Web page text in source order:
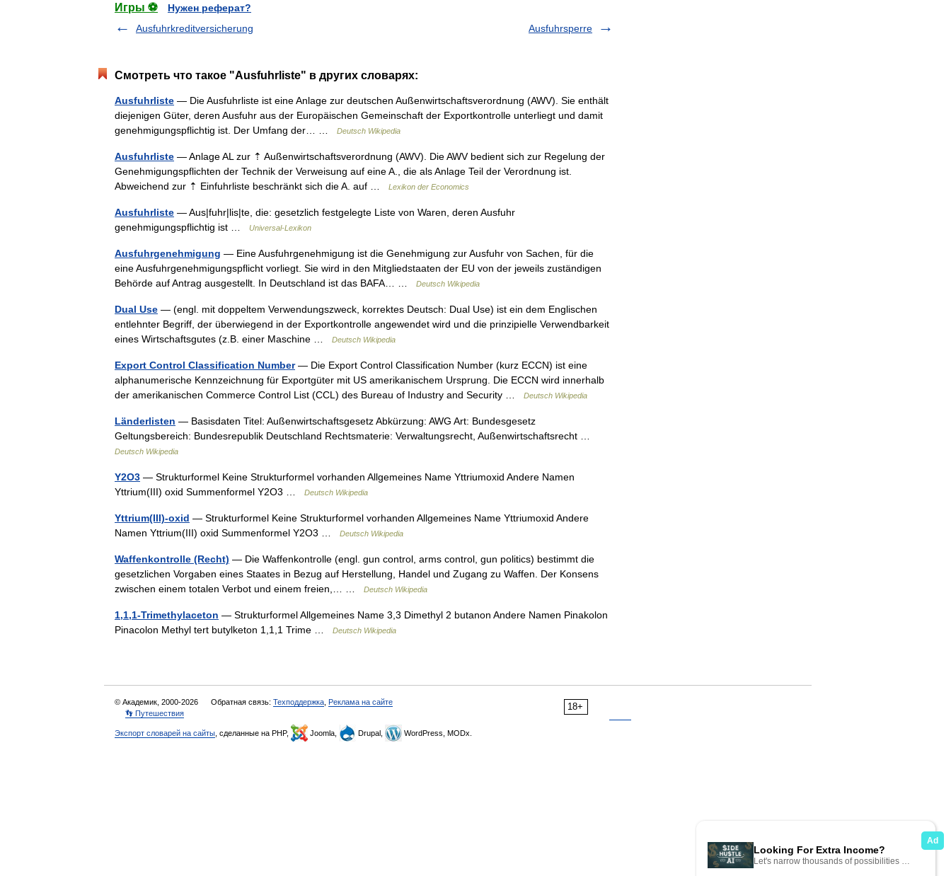
Игры ⚽
Нужен реферат?
Ausfuhrkreditversicherung
Ausfuhrsperre
Смотреть что такое "Ausfuhrliste" в других словарях:
Ausfuhrliste — Die Ausfuhrliste ist eine Anlage zur deutschen Außenwirtschaftsverordnung (AWV). Sie enthält
diejenigen Güter, deren Ausfuhr aus der Europäischen Gemeinschaft der Exportkontrolle unterliegt und damit
genehmigungspflichtig ist. Der Umfang der… …
Deutsch Wikipedia
Ausfuhrliste — Anlage AL zur ⇡ Außenwirtschaftsverordnung (AWV). Die AWV bedient sich zur Regelung der
Genehmigungspflichten der Technik der Verweisung auf eine A., die als Anlage Teil der Verordnung ist.
Abweichend zur ⇡ Einfuhrliste beschränkt sich die A. auf …
Lexikon der Economics
Ausfuhrliste — Aus|fuhr|lis|te, die: gesetzlich festgelegte Liste von Waren, deren Ausfuhr
genehmigungspflichtig ist …
Universal-Lexikon
Ausfuhrgenehmigung — Eine Ausfuhrgenehmigung ist die Genehmigung zur Ausfuhr von Sachen, für die
eine Ausfuhrgenehmigungspflicht vorliegt. Sie wird in den Mitgliedstaaten der EU von der jeweils zuständigen
Behörde auf Antrag ausgestellt. In Deutschland ist das BAFA… …
Deutsch Wikipedia
Dual Use — (engl. mit doppeltem Verwendungszweck, korrektes Deutsch: Dual Use) ist ein dem Englischen
entlehnter Begriff, der überwiegend in der Exportkontrolle angewendet wird und die prinzipielle Verwendbarkeit
eines Wirtschaftsgutes (z.B. einer Maschine …
Deutsch Wikipedia
Export Control Classification Number— Die Export Control Classification Number (kurz ECCN) ist eine
alphanumerische Kennzeichnung für Exportgüter mit US amerikanischem Ursprung. Die ECCN wird innerhalb
der amerikanischen Commerce Control List (CCL) des Bureau of Industry and Security …
Deutsch Wikipedia
Länderlisten — Basisdaten Titel: Außenwirtschaftsgesetz Abkürzung: AWG Art: Bundesgesetz
Geltungsbereich: Bundesrepublik Deutschland Rechtsmaterie: Verwaltungsrecht, Außenwirtschaftsrecht …
Deutsch Wikipedia
Y2O3 — Strukturformel Keine Strukturformel vorhanden Allgemeines Name Yttriumoxid Andere Namen
Yttrium(III) oxid Summenformel Y2O3 …
Deutsch Wikipedia
Yttrium(III)-oxid — Strukturformel Keine Strukturformel vorhanden Allgemeines Name Yttriumoxid Andere
Namen Yttrium(III) oxid Summenformel Y2O3 …
Deutsch Wikipedia
Waffenkontrolle (Recht) — Die Waffenkontrolle (engl. gun control, arms control, gun politics) bestimmt die
gesetzlichen Vorgaben eines Staates in Bezug auf Herstellung, Handel und Zugang zu Waffen. Der Konsens
zwischen einem totalen Verbot und einem freien,… …
Deutsch Wikipedia
1,1,1-Trimethylaceton — Strukturformel Allgemeines Name 3,3 Dimethyl 2 butanon Andere Namen Pinakolon
Pinacolon Methyl tert butylketon 1,1,1 Trime …
Deutsch Wikipedia
18+
© Академик, 2000-2026 Обратная связь: Техподдержка Реклама на сайте
👣 Путешествия
Экспорт словарей на сайты , сделанные на PHP, Joomla, Drupal, WordPress, MODx.